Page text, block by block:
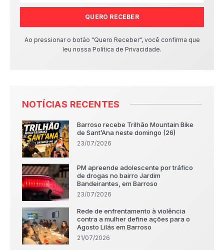
QUERO RECEBER
Ao pressionar o botão "Quero Receber", você confirma que
leu nossa Política de Privacidade.
NOTÍCIAS RECENTES
Barroso recebe Trilhão Mountain Bike
de Sant’Ana neste domingo (26)
23/07/2026
PM apreende adolescente por tráfico
de drogas no bairro Jardim
Bandeirantes, em Barroso
23/07/2026
Rede de enfrentamento à violência
contra a mulher define ações para o
Agosto Lilás em Barroso
21/07/2026